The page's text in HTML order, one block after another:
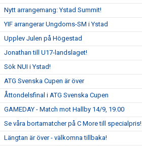
Nytt arrangemang: Ystad Summit!
YIF arrangerar Ungdoms-SM i Ystad
Upplev Julen på Högestad
Jonathan till U17-landslaget!
Sök NUI i Ystad!
ATG Svenska Cupen är över
Åttondelsfinal i ATG Svenska Cupen
GAMEDAY - Match mot Hallby 14/9, 19.00
Se våra bortamatcher på C More till specialpris!
Längtan är över - välkomna tillbaka!